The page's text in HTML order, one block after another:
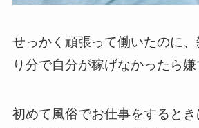
せっかく頑張って働いたのに
り分で自分が稼げなかったら嫌
初めて風俗でお仕事をすると